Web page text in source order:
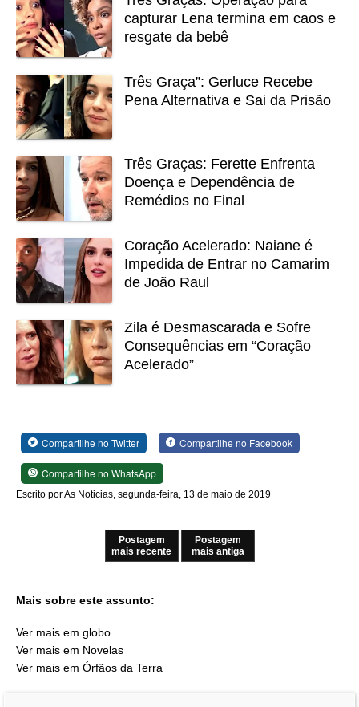
capturar Lena termina em caos e
resgate da bebê
Três Graça”: Gerluce Recebe
Pena Alternativa e Sai da Prisão
Três Graças: Ferette Enfrenta
Doença e Dependência de
Remédios no Final
Coração Acelerado: Naiane é
Impedida de Entrar no Camarim
de João Raul
Zila é Desmascarada e Sofre
Consequências em “Coração
Acelerado”
Compartilhe no Twitter Compartilhe no Facebook
Compartilhe no WhatsApp
Escrito por As Noticias, segunda-feira, 13 de maio de 2019
Postagem
mais recente
Postagem
mais antiga
Mais sobre este assunto:
Ver mais em globo
Ver mais em Novelas
Ver mais em Órfãos da Terra